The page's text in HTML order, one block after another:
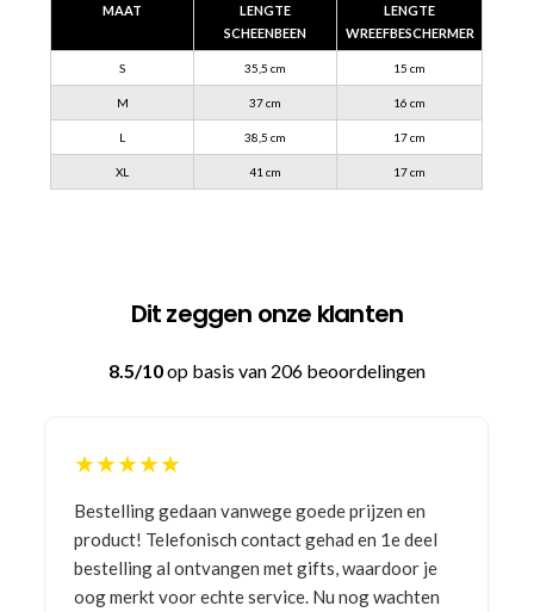
MAAT
LENGTE
SCHEENBEEN
LENGTE
WREEFBESCHERMER
S 35,5 cm 15 cm
M 37 cm 16 cm
L 38,5 cm 17 cm
XL 41 cm 17 cm
Dit zeggen onze klanten
8.5/10op basis van 206 beoordelingen
★★★★★
Bestelling gedaan vanwege goede prijzen en
product! Telefonisch contact gehad en 1e deel
bestelling al ontvangen met gifts, waardoor je
oog merkt voor echte service. Nu nog wachten